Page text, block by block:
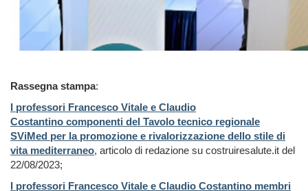
Rassegna stampa:
I professori Francesco Vitale e Claudio
Costantino componenti del Tavolo tecnico regionale
SViMed per la promozione e rivalorizzazione dello stile di
vita mediterraneo, articolo di redazione su costruiresalute.it del
22/08/2023;
I professori Francesco Vitale e Claudio Costantino membri